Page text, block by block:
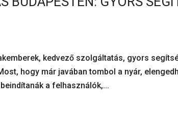
kedvező szolgáltatás, gyors
hogy már javában tombol a nyár,
a felhasználók,...